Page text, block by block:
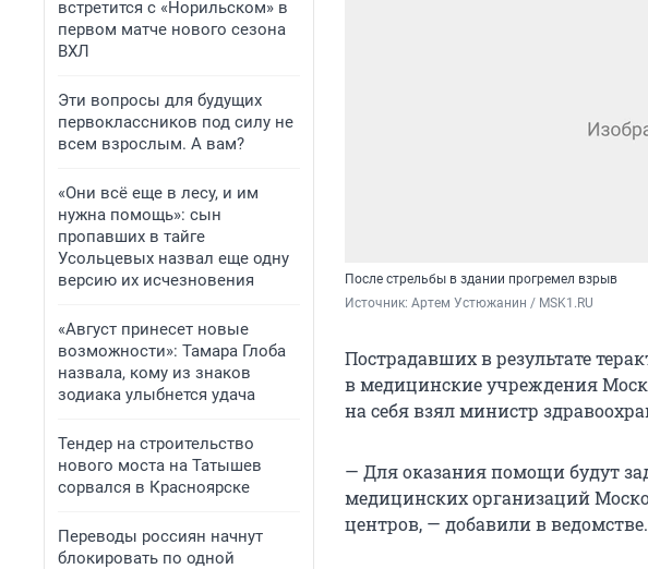
встретится с «Норильском» в
первом матче нового сезона
ВХЛ
Эти вопросы для будущих
первоклассников под силу не
всем взрослым. А вам?
«Они всё еще в лесу, и им
нужна помощь»: сын
пропавших в тайге
Усольцевых назвал еще одну
версию их исчезновения
«Август принесет новые
возможности»: Тамара Глоба
назвала, кому из знаков
зодиака улыбнется удача
Тендер на строительство
нового моста на Татышев
сорвался в Красноярске
Переводы россиян начнут
блокировать по одной
После стрельбы в здании прогремел взрыв
Источник: Артем Устюжанин / MSK1.RU
Пострадавших в результате
в медицинские учреждения
на себя взял министр
— Для оказания помощи будут
медицинских организаций
центров, — добавили в ведомстве.